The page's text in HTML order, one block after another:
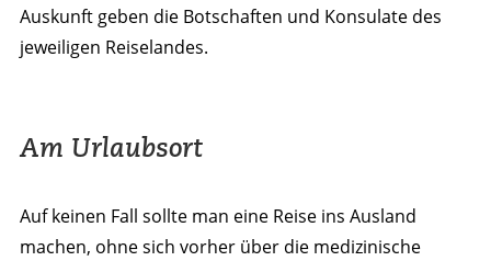
Auskunft geben die Botschaften und Konsulate des
jeweiligen Reiselandes.
Am Urlaubsort
Auf keinen Fall sollte man eine Reise ins Ausland
machen, ohne sich vorher über die medizinische